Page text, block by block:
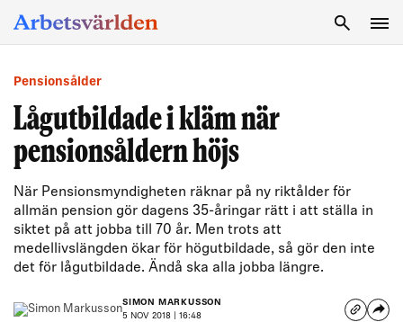
Pensionsålder
Lågutbildade i kläm när
pensionsåldern höjs
När Pensionsmyndigheten räknar på ny riktålder för
allmän pension gör dagens 35-åringar rätt i att ställa in
siktet på att jobba till 70 år. Men trots att
medellivslängden ökar för högutbildade, så gör den inte
det för lågutbildade. Ändå ska alla jobba längre.
SIMON MARKUSSON
5 NOV 2018 | 16:48